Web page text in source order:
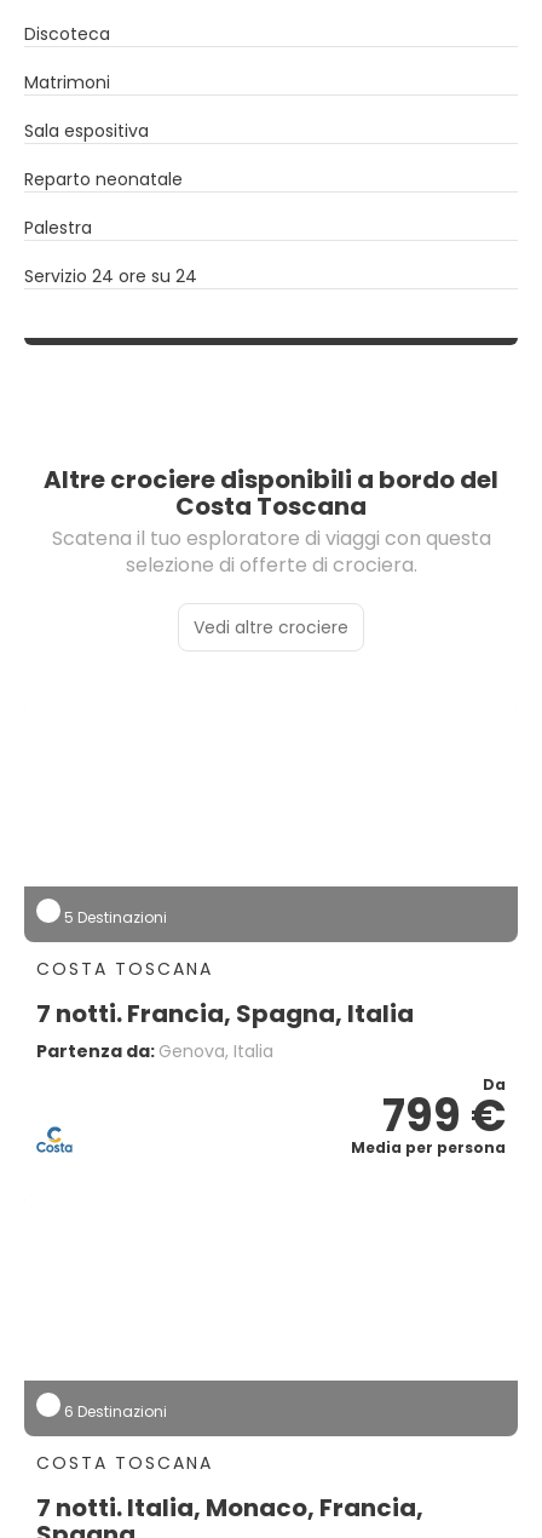
Discoteca
Matrimoni
Sala espositiva
Reparto neonatale
Palestra
Servizio 24 ore su 24
Altre crociere disponibili a bordo del
Costa Toscana
Scatena il tuo esploratore di viaggi con questa
selezione di offerte di crociera.
Vedi altre crociere
5 Destinazioni
COSTA TOSCANA
7 notti. Francia, Spagna, Italia
Partenza da: Genova, Italia
Da
799 €
Media per persona
6 Destinazioni
COSTA TOSCANA
7 notti. Italia, Monaco, Francia,